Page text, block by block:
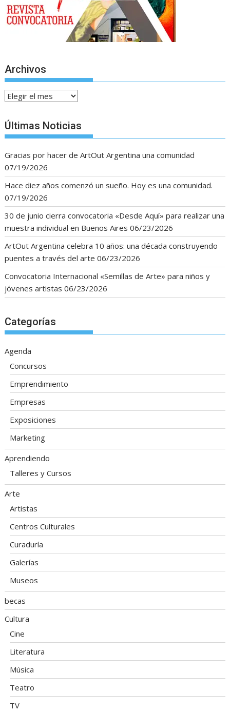
Archivos
Archivos
Últimas Noticias
Gracias por hacer de ArtOut Argentina una comunidad
07/19/2026
Hace diez años comenzó un sueño. Hoy es una comunidad.
07/19/2026
30 de junio cierra convocatoria «Desde Aquí» para realizar una
muestra individual en Buenos Aires 06/23/2026
ArtOut Argentina celebra 10 años: una década construyendo
puentes a través del arte 06/23/2026
Convocatoria Internacional «Semillas de Arte» para niños y
jóvenes artistas 06/23/2026
Categorías
Agenda
Concursos
Emprendimiento
Empresas
Exposiciones
Marketing
Aprendiendo
Talleres y Cursos
Arte
Artistas
Centros Culturales
Curaduría
Galerías
Museos
becas
Cultura
Cine
Literatura
Música
Teatro
TV